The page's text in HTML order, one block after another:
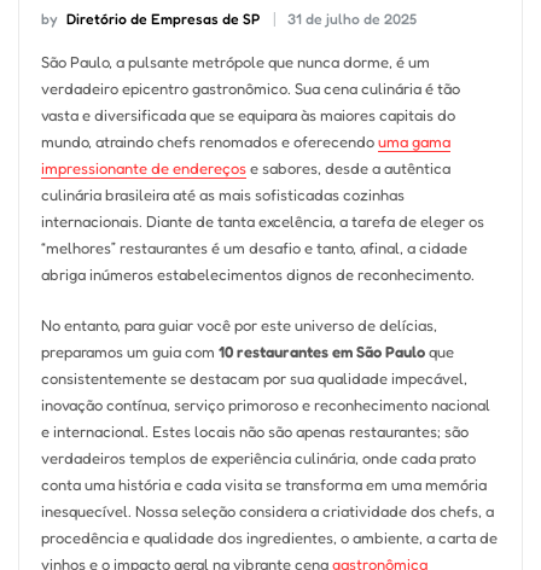
by Diretório de Empresas de SP 31 de julho de 2025
São Paulo, a pulsante metrópole que nunca dorme, é um
verdadeiro epicentro gastronômico. Sua cena culinária é tão
vasta e diversificada que se equipara às maiores capitais do
mundo, atraindo chefs renomados e oferecendouma gama
impressionante de endereçose sabores, desde a autêntica
culinária brasileira até as mais sofisticadas cozinhas
internacionais. Diante de tanta excelência, a tarefa de eleger os
“melhores” restaurantes é um desafio e tanto, afinal, a cidade
abriga inúmeros estabelecimentos dignos de reconhecimento.
No entanto, para guiar você por este universo de delícias,
preparamos um guia com 10 restaurantes em São Pauloque
consistentemente se destacam por sua qualidade impecável,
inovação contínua, serviço primoroso e reconhecimento nacional
e internacional. Estes locais não são apenas restaurantes; são
verdadeiros templos de experiência culinária, onde cada prato
conta uma história e cada visita se transforma em uma memória
inesquecível. Nossa seleção considera a criatividade dos chefs, a
procedência e qualidade dos ingredientes, o ambiente, a carta de
vinhos e o impacto geral na vibrante cenagastronômica